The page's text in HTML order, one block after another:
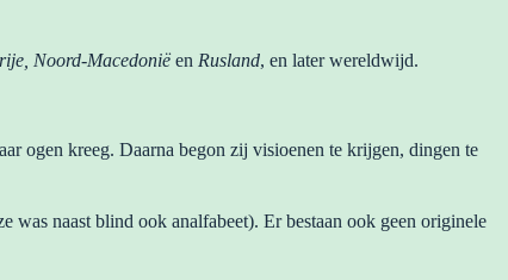
Noord-Macedonië en Rusland, en later wereldwijd.
ogen kreeg. Daarna begon zij visioenen te krijgen, dingen te
was naast blind ook analfabeet). Er bestaan ook geen originele